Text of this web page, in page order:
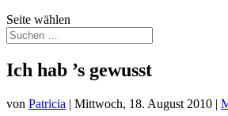
Seite wählen
Ich hab ’s gewusst
von Patricia | Mittwoch, 18. August 2010 |